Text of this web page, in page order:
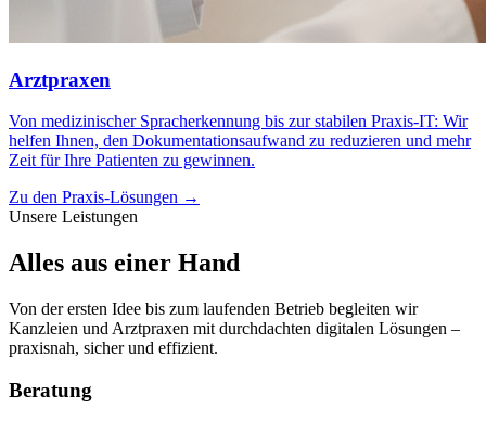
Arztpraxen
Von medizinischer Spracherkennung bis zur stabilen Praxis‑IT: Wir
helfen Ihnen, den Dokumentationsaufwand zu reduzieren und mehr
Zeit für Ihre Patienten zu gewinnen.
Zu den Praxis-Lösungen →
Unsere Leistungen
Alles aus einer Hand
Von der ersten Idee bis zum laufenden Betrieb begleiten wir
Kanzleien und Arztpraxen mit durchdachten digitalen Lösungen –
praxisnah, sicher und effizient.
Beratung